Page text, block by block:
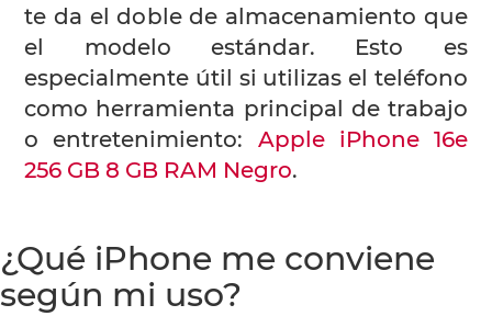
te da el doble de almacenamiento que
el modelo estándar. Esto es
especialmente útil si utilizas el teléfono
como herramienta principal de trabajo
o entretenimiento: Apple iPhone 16e
256 GB 8 GB RAM Negro.
¿Qué iPhone me conviene
según mi uso?